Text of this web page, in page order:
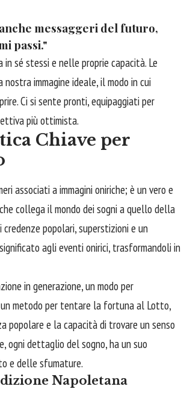
messaggeri del futuro,
passi."
sé stessi e nelle proprie capacità. Le
immagine ideale, il modo in cui
Ci si sente pronti, equipaggiati per
più ottimista.
Chiave per
associati a immagini oniriche; è un vero e
collega il mondo dei sogni a quello della
popolari, superstizioni e un
agli eventi onirici, trasformandoli in
in generazione, un modo per
un metodo per tentare la fortuna al Lotto,
popolare e la capacità di trovare un senso
ogni dettaglio del sogno, ha un suo
e delle sfumature.
Napoletana